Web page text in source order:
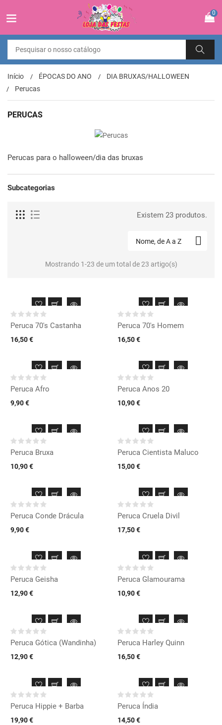
0
Início ÉPOCAS DO ANO
DIA BRUXAS/HALLOWEEN
Perucas
PERUCAS
Perucas para o halloween/dia das bruxas
Subcategorias
Existem 23 produtos.
Nome, de A a Z 
Mostrando 1-23 de um total de 23 artigo(s)
Peruca 70's Castanha
16,50 €
Peruca 70's Homem
16,50 €
Peruca Afro
9,90 €
Peruca Anos 20
10,90 €
Peruca Bruxa
10,90 €
Peruca Cientista Maluco
15,00 €
Peruca Conde Drácula
9,90 €
Peruca Cruela Divil
17,50 €
Peruca Geisha
12,90 €
Peruca Glamourama
10,90 €
Peruca Gótica (Wandinha)
12,90 €
Peruca Harley Quinn
16,50 €
Peruca Hippie + Barba
19,90 €
Peruca Índia
14,50 €